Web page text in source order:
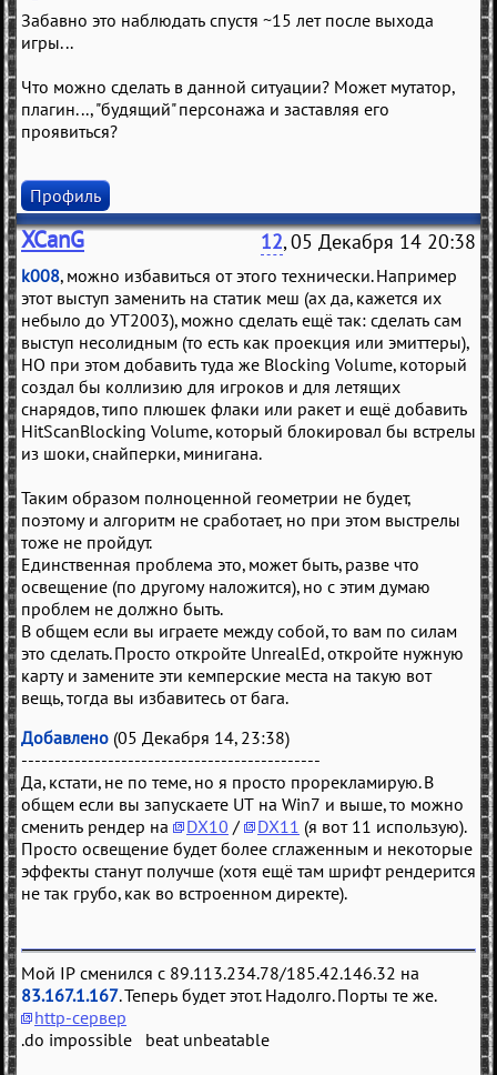
Забавно это наблюдать спустя ~15 лет после выхода
игры...
Что можно сделать в данной ситуации? Может мутатор,
плагин..., "будящий" персонажа и заставляя его
проявиться?
Профиль
XCanG 12, 05 Декабря 14 20:38
k008, можно избавиться от этого технически. Например
этот выступ заменить на статик меш (ах да, кажется их
небыло до УТ2003), можно сделать ещё так: сделать сам
выступ несолидным (то есть как проекция или эмиттеры),
НО при этом добавить туда же Blocking Volume, который
создал бы коллизию для игроков и для летящих
снарядов, типо плюшек флаки или ракет и ещё добавить
HitScanBlocking Volume, который блокировал бы встрелы
из шоки, снайперки, минигана.
Таким образом полноценной геометрии не будет,
поэтому и алгоритм не сработает, но при этом выстрелы
тоже не пройдут.
Единственная проблема это, может быть, разве что
освещение (по другому наложится), но с этим думаю
проблем не должно быть.
В общем если вы играете между собой, то вам по силам
это сделать. Просто откройте UnrealEd, откройте нужную
карту и замените эти кемперские места на такую вот
вещь, тогда вы избавитесь от бага.
Добавлено (05 Декабря 14, 23:38)
---------------------------------------------
Да, кстати, не по теме, но я просто прорекламирую. В
общем если вы запускаете UT на Win7 и выше, то можно
сменить рендер на
DX10 / DX11 (я вот 11 использую).
Просто освещение будет более сглаженным и некоторые
эффекты станут получше (хотя ещё там шрифт рендерится
не так грубо, как во встроенном директе).
Мой IP сменился с 89.113.234.78/185.42.146.32 на
83.167.1.167. Теперь будет этот. Надолго. Порты те же.
http-сервер
.do impossible beat unbeatable